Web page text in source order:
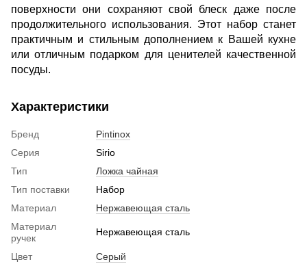
поверхности они сохраняют свой блеск даже после
продолжительного использования. Этот набор станет
практичным и стильным дополнением к Вашей кухне
или отличным подарком для ценителей качественной
посуды.
Характеристики
Бренд
Pintinox
Серия
Sirio
Тип
Ложка чайная
Тип поставки
Набор
Материал
Нержавеющая сталь
Материал
ручек
Нержавеющая сталь
Цвет
Серый